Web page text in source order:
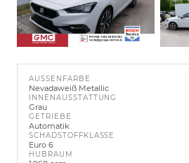
AUSSENFARBE
Nevadaweiß Metallic
INNENAUSSTATTUNG
Grau
GETRIEBE
Automatik
SCHADSTOFFKLASSE
Euro 6
HUBRAUM